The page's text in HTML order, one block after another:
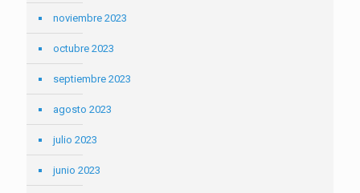
noviembre 2023
octubre 2023
septiembre 2023
agosto 2023
julio 2023
junio 2023